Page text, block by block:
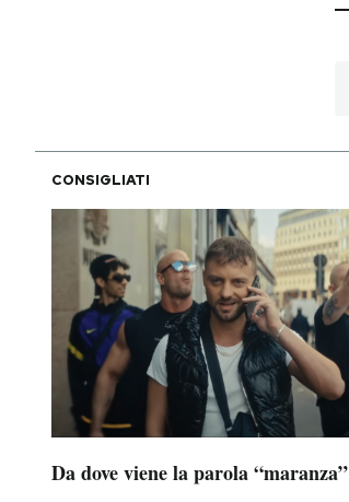
CALENDARIO
AREA PERSONALE
Area Personale
Newsletter
Notifiche mobile
Regala il Post
Hai bisogno di aiuto?
CONSIGLIATI
Da dove viene la parola “maranza”